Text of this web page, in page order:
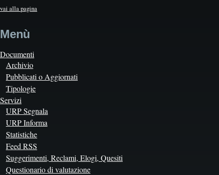
vai alla pagina
Menù
Documenti
Archivio
Pubblicati o Aggiornati
Tipologie
Servizi
URP Segnala
URP Informa
Statistiche
Feed RSS
Suggerimenti, Reclami, Elogi, Quesiti
Questionario di valutazione